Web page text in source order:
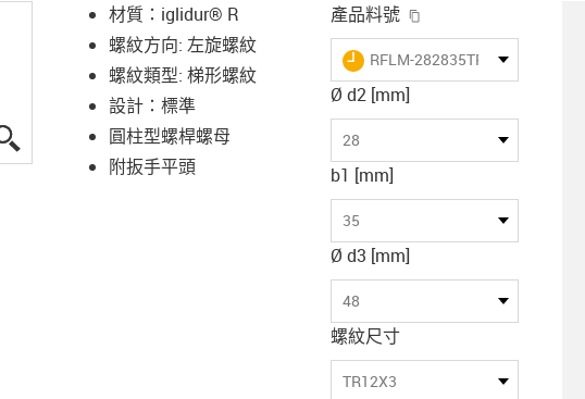
igus-icon-lupe
igus-icon-lupe
材質：iglidur® R
螺紋方向: 左旋螺紋
螺紋類型: 梯形螺紋
設計：標準
圓柱型螺桿螺母
附扳手平頭
產品料號
igus-icon-lieferzeit
RFLM-282835TR12X3
Ø d2 [mm]
28
b1 [mm]
35
Ø d3 [mm]
48
螺紋尺寸
TR12X3